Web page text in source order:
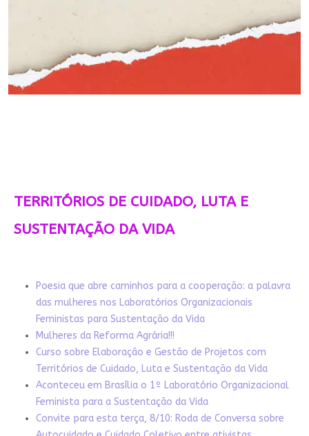
TERRITÓRIOS DE CUIDADO, LUTA E
SUSTENTAÇÃO DA VIDA
Poesia que abre caminhos para a cooperação: a palavra
das mulheres nos Laboratórios Organizacionais
Feministas para Sustentação da Vida
Mulheres da Reforma Agrária!!!
Curso sobre Elaboração e Gestão de Projetos com
Territórios de Cuidado, Luta e Sustentação da Vida
Aconteceu em Brasília o 1º Laboratório Organizacional
Feminista para a Sustentação da Vida
Convite para esta terça, 8/10: Roda de Conversa sobre